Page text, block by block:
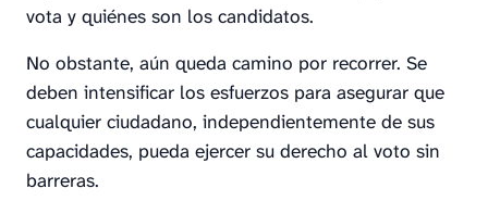
vota y quiénes son los candidatos.
No obstante, aún queda camino por recorrer. Se
deben intensificar los esfuerzos para asegurar que
cualquier ciudadano, independientemente de sus
capacidades, pueda ejercer su derecho al voto sin
barreras.